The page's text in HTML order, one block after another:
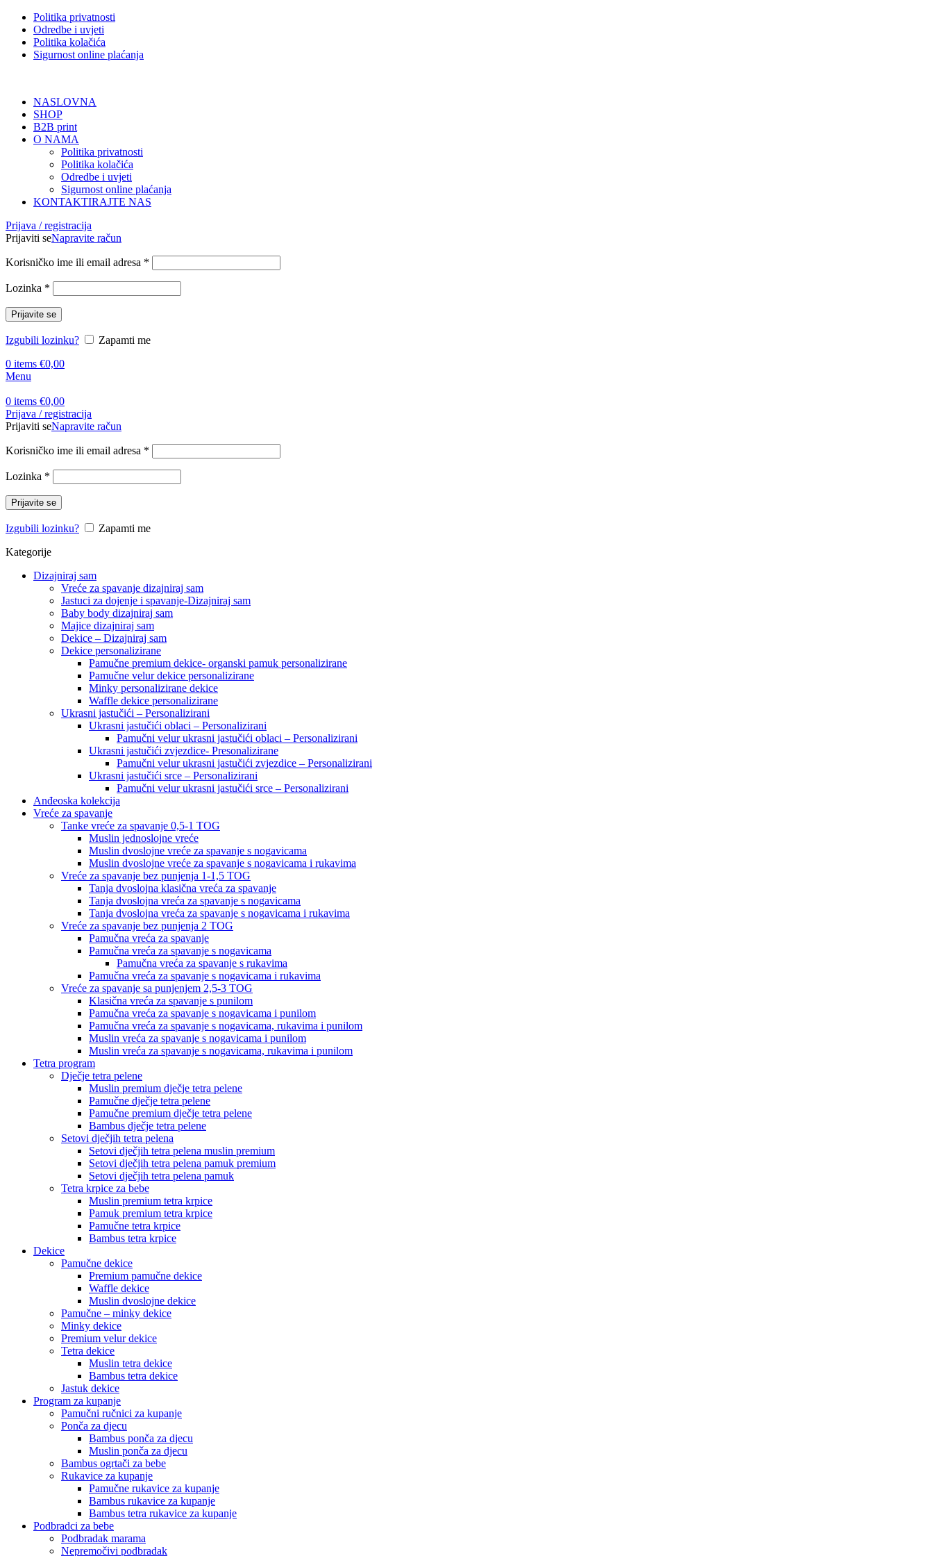
Politika privatnosti
Odredbe i uvjeti
Politika kolačića
Sigurnost online plaćanja
NASLOVNA
SHOP
B2B print
O NAMA
Politika privatnosti
Politika kolačića
Odredbe i uvjeti
Sigurnost online plaćanja
KONTAKTIRAJTE NAS
Prijava / registracija
Prijaviti seNapravite račun
Korisničko ime ili email adresa *
Lozinka *
Prijavite se
Izgubili lozinku?
Zapamti me
0 items €0,00
Menu
0 items €0,00
Prijava / registracija
Prijaviti seNapravite račun
Korisničko ime ili email adresa *
Lozinka *
Prijavite se
Izgubili lozinku?
Zapamti me
Kategorije
Dizajniraj sam
Vreće za spavanje dizajniraj sam
Jastuci za dojenje i spavanje-Dizajniraj sam
Baby body dizajniraj sam
Majice dizajniraj sam
Dekice – Dizajniraj sam
Dekice personalizirane
Pamučne premium dekice- organski pamuk personalizirane
Pamučne velur dekice personalizirane
Minky personalizirane dekice
Waffle dekice personalizirane
Ukrasni jastučići – Personalizirani
Ukrasni jastučići oblaci – Personalizirani
Pamučni velur ukrasni jastučići oblaci – Personalizirani
Ukrasni jastučići zvjezdice- Presonalizirane
Pamučni velur ukrasni jastučići zvjezdice – Personalizirani
Ukrasni jastučići srce – Personalizirani
Pamučni velur ukrasni jastučići srce – Personalizirani
Anđeoska kolekcija
Vreće za spavanje
Tanke vreće za spavanje 0,5-1 TOG
Muslin jednoslojne vreće
Muslin dvoslojne vreće za spavanje s nogavicama
Muslin dvoslojne vreće za spavanje s nogavicama i rukavima
Vreće za spavanje bez punjenja 1-1,5 TOG
Tanja dvoslojna klasična vreća za spavanje
Tanja dvoslojna vreća za spavanje s nogavicama
Tanja dvoslojna vreća za spavanje s nogavicama i rukavima
Vreće za spavanje bez punjenja 2 TOG
Pamučna vreća za spavanje
Pamučna vreća za spavanje s nogavicama
Pamučna vreća za spavanje s rukavima
Pamučna vreća za spavanje s nogavicama i rukavima
Vreće za spavanje sa punjenjem 2,5-3 TOG
Klasična vreća za spavanje s punilom
Pamučna vreća za spavanje s nogavicama i punilom
Pamučna vreća za spavanje s nogavicama, rukavima i punilom
Muslin vreća za spavanje s nogavicama i punilom
Muslin vreća za spavanje s nogavicama, rukavima i punilom
Tetra program
Dječje tetra pelene
Muslin premium dječje tetra pelene
Pamučne dječje tetra pelene
Pamučne premium dječje tetra pelene
Bambus dječje tetra pelene
Setovi dječjih tetra pelena
Setovi dječjih tetra pelena muslin premium
Setovi dječjih tetra pelena pamuk premium
Setovi dječjih tetra pelena pamuk
Tetra krpice za bebe
Muslin premium tetra krpice
Pamuk premium tetra krpice
Pamučne tetra krpice
Bambus tetra krpice
Dekice
Pamučne dekice
Premium pamučne dekice
Waffle dekice
Muslin dvoslojne dekice
Pamučne – minky dekice
Minky dekice
Premium velur dekice
Tetra dekice
Muslin tetra dekice
Bambus tetra dekice
Jastuk dekice
Program za kupanje
Pamučni ručnici za kupanje
Ponča za djecu
Bambus ponča za djecu
Muslin ponča za djecu
Bambus ogrtači za bebe
Rukavice za kupanje
Pamučne rukavice za kupanje
Bambus rukavice za kupanje
Bambus tetra rukavice za kupanje
Podbradci za bebe
Podbradak marama
Nepremočivi podbradak